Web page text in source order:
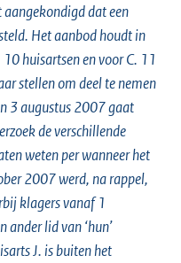
dat een
Het aanbod houdt in
huisartsen en voor C. 11
stellen om deel te nemen
3 augustus 2007 gaat
de verschillende
weten per wanneer het
2007 werd, na rappel,
klagers vanaf 1
lid van ‘hun’
J. is buiten het